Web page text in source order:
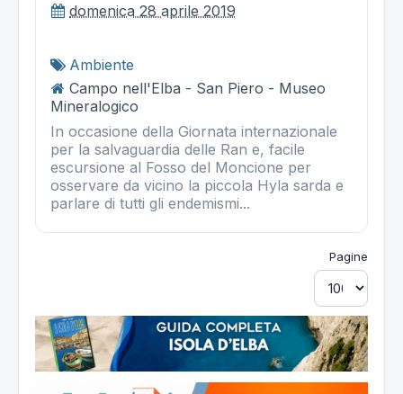
domenica 28 aprile 2019
Ambiente
Campo nell'Elba - San Piero - Museo
Mineralogico
In occasione della Giornata internazionale
per la salvaguardia delle Ran e, facile
escursione al Fosso del Moncione per
osservare da vicino la piccola Hyla sarda e
parlare di tutti gli endemismi...
Pagine